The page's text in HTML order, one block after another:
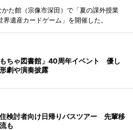
た館（宗像市深田）で「夏の課外授業
遺産カードゲーム」を開催した。
ちゃ図書館」40周年イベント 優し
劇や演奏披露
検討者向け日帰りバスツアー 先輩移
も